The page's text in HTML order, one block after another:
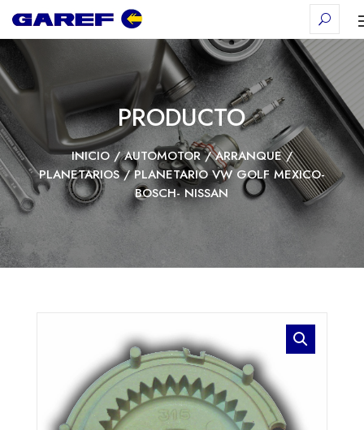
PRODUCTO
INICIO/AUTOMOTOR/ARRANQUE/
PLANETARIOS/ PLANETARIO VW GOLF MEXICO-
BOSCH- NISSAN